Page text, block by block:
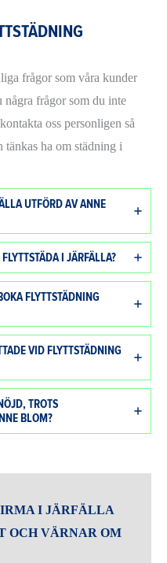
frågor som våra kunder
frågor som du inte
oss personligen så
ha om städning i
UTFÖRD AV ANNE
I JÄRFÄLLA?
FLYTTSTÄDNING
VID FLYTTSTÄDNING
TROTS
BLOM?
I JÄRFÄLLA
OCH VÄRNAR OM